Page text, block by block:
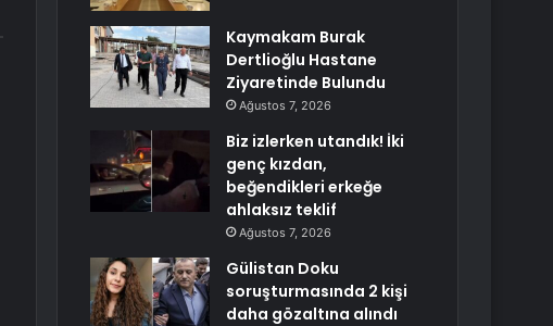
Kaymakam Burak
Dertlioğlu Hastane
Ziyaretinde Bulundu
Ağustos 7, 2026
Biz izlerken utandık! İki
genç kızdan,
beğendikleri erkeğe
ahlaksız teklif
Ağustos 7, 2026
Gülistan Doku
soruşturmasında 2 kişi
daha gözaltına alındı